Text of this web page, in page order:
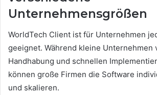
Unternehmensgrößen
WorldTech Client ist für Unternehmen
geeignet. Während kleine Unternehmen
Handhabung und schnellen
können große Firmen die Software
und skalieren.